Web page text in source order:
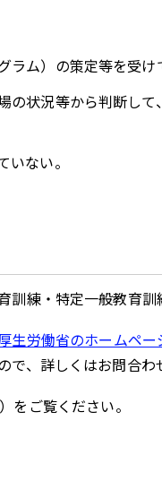
ム）の策定等を受け
の状況等から判断し
ない。
訓練・特定一般教育
生労働省のホームペー
、詳しくはお問合わ
をご覧ください。